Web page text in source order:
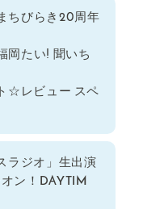
ちびらき20周年
岡たい! 聞いち
☆レビュー スペ
ラジオ」生出演
ン！DAYTIM